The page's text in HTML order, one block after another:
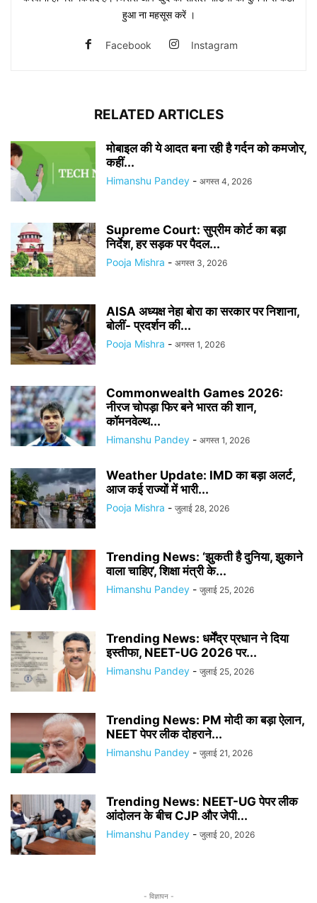
हुआ ना महसूस करें ।
Facebook Instagram
RELATED ARTICLES
मोबाइल की ये आदत बना रही है गर्दन को कमजोर,
कहीं...
Himanshu Pandey - अगस्त 4, 2026
Supreme Court: सुप्रीम कोर्ट का बड़ा
निर्देश, हर सड़क पर पैदल...
Pooja Mishra - अगस्त 3, 2026
AISA अध्यक्ष नेहा बोरा का सरकार पर निशाना,
बोलीं- प्रदर्शन की...
Pooja Mishra - अगस्त 1, 2026
Commonwealth Games 2026:
नीरज चोपड़ा फिर बने भारत की शान,
कॉमनवेल्थ...
Himanshu Pandey - अगस्त 1, 2026
Weather Update: IMD का बड़ा अलर्ट,
आज कई राज्यों में भारी...
Pooja Mishra - जुलाई 28, 2026
Trending News: ‘झुकती है दुनिया, झुकाने
वाला चाहिए’, शिक्षा मंत्री के...
Himanshu Pandey - जुलाई 25, 2026
Trending News: धर्मेंद्र प्रधान ने दिया
इस्तीफा, NEET-UG 2026 पर...
Himanshu Pandey - जुलाई 25, 2026
Trending News: PM मोदी का बड़ा ऐलान,
NEET पेपर लीक दोहराने...
Himanshu Pandey - जुलाई 21, 2026
Trending News: NEET-UG पेपर लीक
आंदोलन के बीच CJP और जेपी...
Himanshu Pandey - जुलाई 20, 2026
- विज्ञापन -